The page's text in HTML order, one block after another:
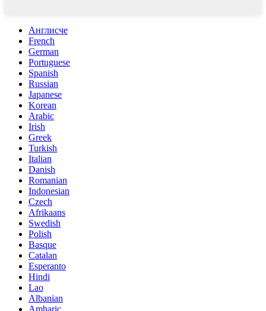
Англисче
French
German
Portuguese
Spanish
Russian
Japanese
Korean
Arabic
Irish
Greek
Turkish
Italian
Danish
Romanian
Indonesian
Czech
Afrikaans
Swedish
Polish
Basque
Catalan
Esperanto
Hindi
Lao
Albanian
Amharic